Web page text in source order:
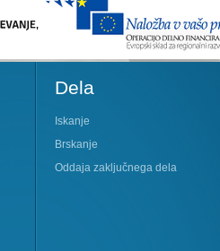
Dela
Iskanje
Brskanje
Oddaja zaključnega dela